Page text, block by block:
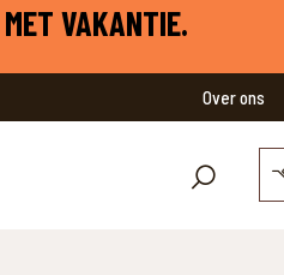
VAKANTIE.
Over ons